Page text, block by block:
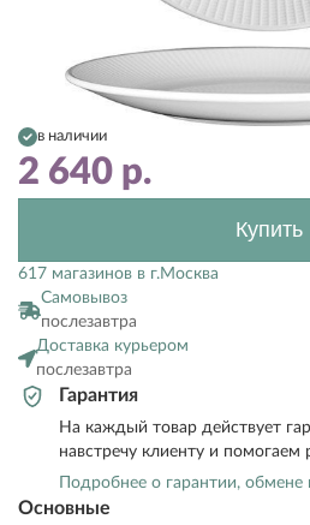
Основные
в наличии
2 640 р.
Купить
617 магазинов в г.Москва
Самовывоз
послезавтра
Доставка курьером
послезавтра
Гарантия
На каждый товар действует
навстречу клиенту и
Подробнее о гарантии, обмене